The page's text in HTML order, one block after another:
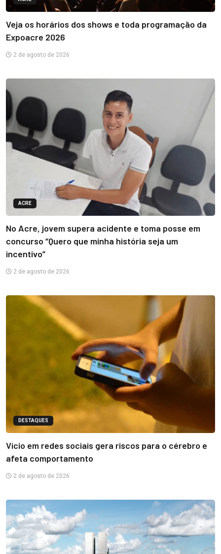
Veja os horários dos shows e toda programação da
Expoacre 2026
2 de agosto de 2026
ACRE
No Acre, jovem supera acidente e toma posse em
concurso “Quero que minha história seja um
incentivo”
2 de agosto de 2026
DESTAQUES
Vício em redes sociais gera riscos para o cérebro e
afeta comportamento
2 de agosto de 2026